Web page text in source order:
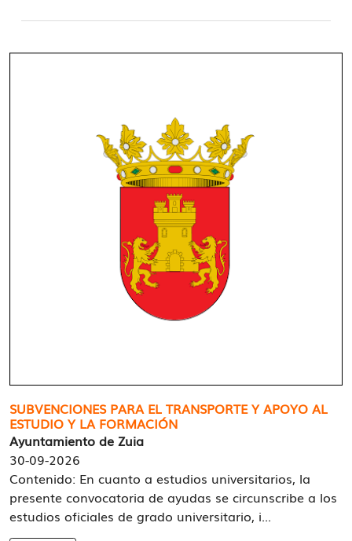
SUBVENCIONES PARA EL TRANSPORTE Y APOYO AL
ESTUDIO Y LA FORMACIÓN
Ayuntamiento de Zuia
30-09-2026
Contenido: En cuanto a estudios universitarios, la
presente convocatoria de ayudas se circunscribe a los
estudios oficiales de grado universitario, i...